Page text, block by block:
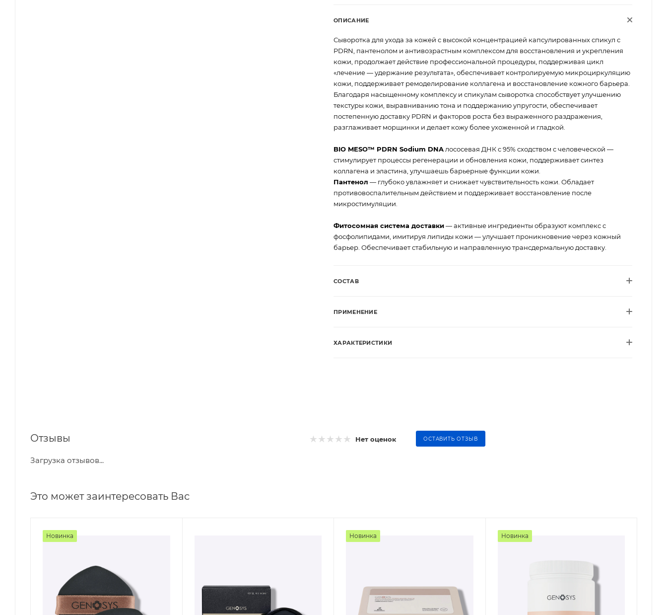
ОПИСАНИЕ
Сыворотка для ухода за кожей с высокой концентрацией капсулированных спикул с
PDRN, пантенолом и антивозрастным комплексом для восстановления и укрепления
кожи, продолжает действие профессиональной процедуры, поддерживая цикл
«лечение — удержание результата», обеспечивает контролируемую микроциркуляцию
кожи, поддерживает ремоделирование коллагена и восстановление кожного барьера.
Благодаря насыщенному комплексу и спикулам сыворотка способствует улучшению
текстуры кожи, выравниванию тона и поддержанию упругости, обеспечивает
постепенную доставку PDRN и факторов роста без выраженного раздражения,
разглаживает морщинки и делает кожу более ухоженной и гладкой.
BIO MESO™ PDRN Sodium DNA лососевая ДНК с 95% сходством с человеческой —
стимулирует процессы регенерации и обновления кожи, поддерживает синтез
коллагена и эластина, улучшаешь барьерные функции кожи.
Пантенол — глубоко увлажняет и снижает чувствительность кожи. Обладает
противовоспалительным действием и поддерживает восстановление после
микростимуляции.
Фитосомная система доставки— активные ингредиенты образуют комплекс с
фосфолипидами, имитируя липиды кожи — улучшает проникновение через кожный
барьер. Обеспечивает стабильную и направленную трансдермальную доставку.
СОСТАВ
ПРИМЕНЕНИЕ
ХАРАКТЕРИСТИКИ
Отзывы Нет оценок ОСТАВИТЬ ОТЗЫВ
Загрузка отзывов...
Это может заинтересовать Вас
Новинка Новинка Новинка